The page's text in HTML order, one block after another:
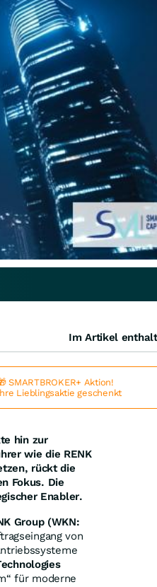
hin zur
wie die RENK
rückt die
Fokus. Die
Enabler.
Group (WKN:
von
für moderne
Im Artikel
SMARTBROKER+ Aktion!
Lieblingsaktie geschenkt